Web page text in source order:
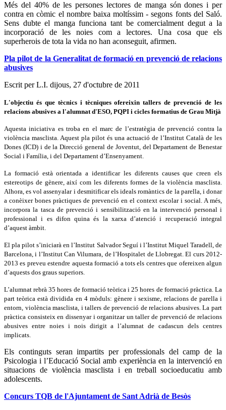
Més del 40% de les persones lectores de manga són dones i per
contra en còmic el nombre baixa moltíssim - segons fonts del Saló.
Sens dubte el manga funciona tant be comercialment degut a la
incorporació de les noies com a lectores. Una cosa que els
superherois de tota la vida no han aconseguit, afirmen.
Pla pilot de la Generalitat de formació en prevenció de relacions
abusives
Escrit per L.I. dijous, 27 d'octubre de 2011
L'objectiu és que tècnics i tècniques ofereixin tallers de prevenció de les
relacions abusives a l'alumnat d'ESO, PQPI i cicles formatius de Grau Mitjà
Aquesta iniciativa es troba en el marc de l’estratègia de prevenció contra la
violència masclista. Aquest pla pilot és una actuació de l’Institut Català de les
Dones (ICD) i de la Direcció general de Joventut, del Departament de Benestar
Social i Família, i del Departament d’Ensenyament.
La formació està orientada a identificar les diferents causes que creen els
estereotips de gènere, així com les diferents formes de la violència masclista.
Alhora, es vol assenyalar i desmitificar els ideals romàntics de la parella, i donar
a conèixer bones pràctiques de prevenció en el context escolar i social. A més,
incorpora la tasca de prevenció i sensibilització en la intervenció personal i
professional i es difon quina és la xarxa d’atenció i recuperació integral
d’aquest àmbit.
El pla pilot s’iniciarà en l’Institut Salvador Seguí i l’Institut Miquel Taradell, de
Barcelona, i l’Institut Can Vilumara, de l’Hospitalet de Llobregat. El curs 2012-
2013 es preveu estendre aquesta formació a tots els centres que ofereixen algun
d’aquests dos graus superiors.
L’alumnat rebrà 35 hores de formació teòrica i 25 hores de formació pràctica. La
part teòrica està dividida en 4 mòduls: gènere i sexisme, relacions de parella i
entorn, violència masclista, i tallers de prevenció de relacions abusives. La part
pràctica consisteix en dissenyar i organitzar un taller de prevenció de relacions
abusives entre noies i nois dirigit a l’alumnat de cadascun dels centres
implicats.
Els continguts seran impartits per professionals del camp de la
Psicologia i l’Educació Social amb experiència en la intervenció en
situacions de violència masclista i en treball socioeducatiu amb
adolescents.
Concurs TQB de l'Ajuntament de Sant Adrià de Besòs